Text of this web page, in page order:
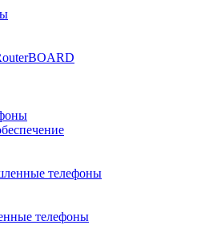
телефоны
телефоны